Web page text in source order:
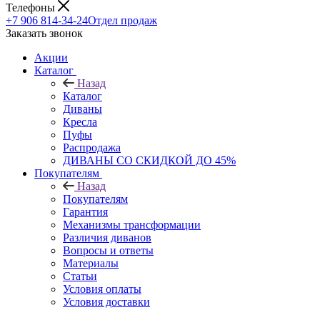
Телефоны
+7 906 814-34-24Отдел продаж
Заказать звонок
Акции
Каталог
Назад
Каталог
Диваны
Кресла
Пуфы
Распродажа
ДИВАНЫ СО СКИДКОЙ ДО 45%
Покупателям
Назад
Покупателям
Гарантия
Механизмы трансформации
Различия диванов
Вопросы и ответы
Материалы
Статьи
Условия оплаты
Условия доставки